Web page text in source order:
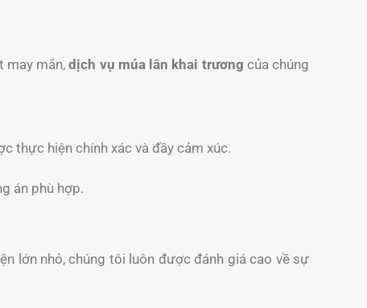
may mắn,dịch vụ múa lân khai trương của chúng
thực hiện chính xác và đầy cảm xúc.
án phù hợp.
lớn nhỏ, chúng tôi luôn được đánh giá cao về sự